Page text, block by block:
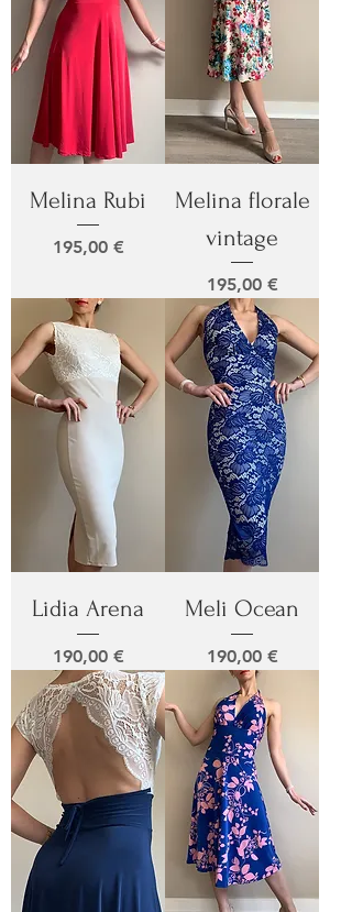
Melina Rubi
Prix
195,00 €
Melina florale
vintage
Prix
195,00 €
Lidia Arena
Prix
190,00 €
Meli Ocean
Prix
190,00 €